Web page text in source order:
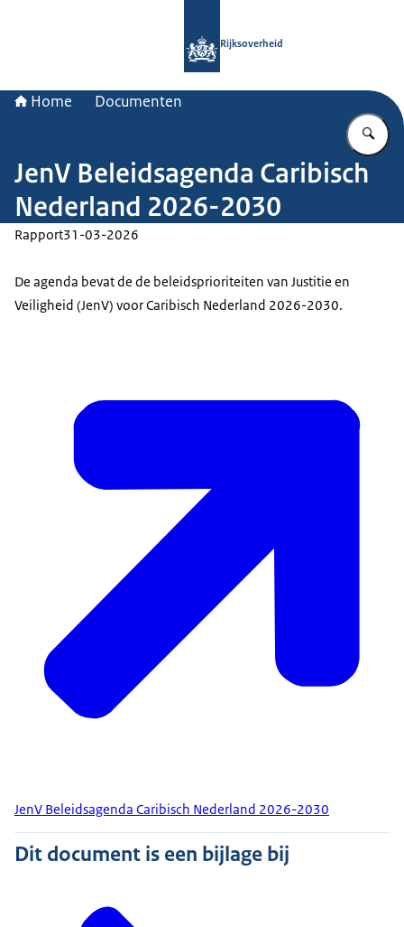
Rijksoverheid
Home Documenten
JenV Beleidsagenda Caribisch
Nederland 2026-2030
Rapport31-03-2026
De agenda bevat de de beleidsprioriteiten van Justitie en
Veiligheid (JenV) voor Caribisch Nederland 2026-2030.
JenV Beleidsagenda Caribisch Nederland 2026-2030
Dit document is een bijlage bij